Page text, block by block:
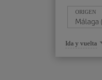
ORIGEN
Seleccione
una
opción
Ida y vuelta